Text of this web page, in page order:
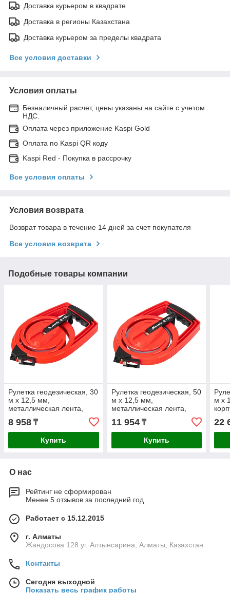
Доставка курьером в квадрате
Доставка в регионы Казахстана
Доставка курьером за пределы квадрата
Все условия доставки
Условия оплаты
Безналичный расчет, цены указаны на сайте с учетом
НДС.
Оплата через приложение Kaspi Gold
Оплата по Kaspi QR коду
Kaspi Red - Покупка в рассрочку
Все условия оплаты
Условия возврата
Возврат товара в течение 14 дней за счет покупателя
Все условия возврата
Подобные товары компании
Рулетка геодезическая, 30
м х 12,5 мм,
металлическая лента,
закрытый корпус Matrix
8 958 ₸
Купить
Рулетка геодезическая, 50
м х 12,5 мм,
металлическая лента,
закрытый корпус Matrix
11 954₸
Купить
м х
22
О нас
Рейтинг не сформирован
Менее 5 отзывов за последний год
Работает с 15.12.2015
г. Алматы
Жандосова 128 уг. Алтынсарина, Алматы, Казахстан
Контакты
Сегодня выходной
Показать весь график работы